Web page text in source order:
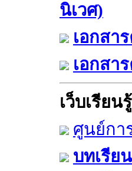
นิเวศ)
เอกสา
เอกสา
เว็บเรียนรู้
ศูนย์กา
บทเรีย